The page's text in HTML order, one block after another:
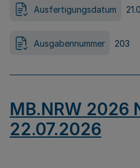
Ausfertigungsdatum
Ausgabennummer 203
MB.NRW 2026
22.07.2026